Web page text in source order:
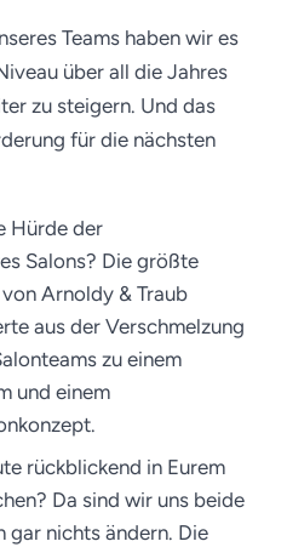
Teams haben wir es
über all die Jahres
zu steigern. Und das
für die nächsten
Hürde der
Salons? Die größte
Arnoldy & Traub
aus der Verschmelzung
zu einem
und einem
rückblickend in Eurem
Da sind wir uns beide
gar nichts ändern. Die